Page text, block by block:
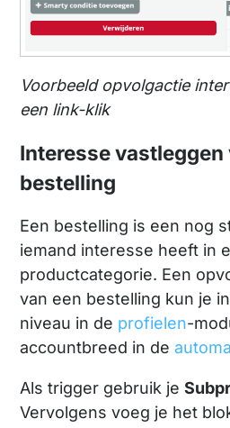
Voorbeeld opvolgactie
een link-klik
Interesse vastleggen
bestelling
Een bestelling is een nog
iemand interesse heeft in
productcategorie. Een
van een bestelling kun je
niveau in de profielen-
accountbreed in de
Als trigger gebruik je
Vervolgens voeg je het